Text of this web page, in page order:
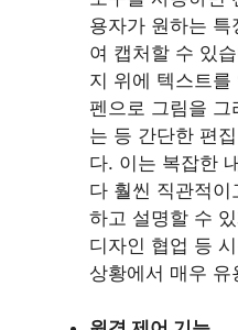
용자가 원하는
여 캡처할 수 있
지 위에 텍스트
펜으로 그림을
는 등 간단한 편
다. 이는 복잡한
다 훨씬 직관적
하고 설명할 수
디자인 협업 등
상황에서 매우